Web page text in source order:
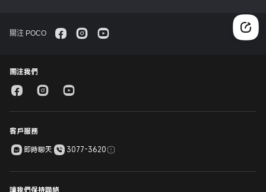
關注 POCO
關注我們
客戶服務
即時聊天
3077-3620
讓我們保持聯絡